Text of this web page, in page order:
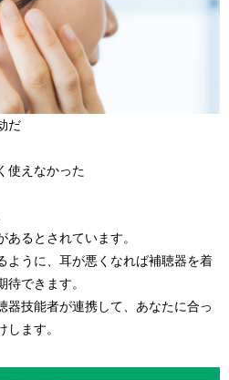
だ
使えなかった
るとされています。
ように、耳が悪くなれば補聴器を着
できます。
器技能者が連携して、あなたに合っ
ます。